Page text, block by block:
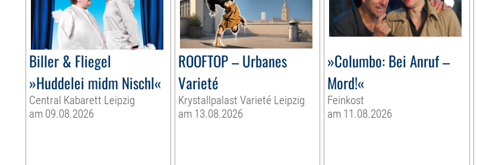
Biller & Fliegel
»Huddelei midm Nischl«
Central Kabarett Leipzig
am 09.08.2026
ROOFTOP – Urbanes
Varieté
Krystallpalast Varieté Leipzig
am 13.08.2026
»Columbo: Bei Anruf –
Mord!«
Feinkost
am 11.08.2026